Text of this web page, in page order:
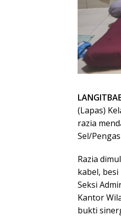
(Lapas)
razia
Sel/
Razia
kabel,
Seksi
Kantor
bukti